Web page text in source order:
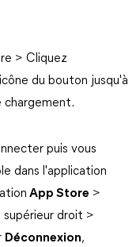
> Cliquez
du bouton jusqu'à
chargement.
puis vous
dans l'application
App Store >
supérieur droit >
Déconnexion,